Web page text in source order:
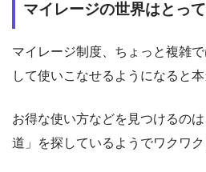
マイレージの世界はとっ
マイレージ制度、ちょっと複雑
して使いこなせるようになると本
お得な使い方などを見つけるの
道」を探しているようでワクワ